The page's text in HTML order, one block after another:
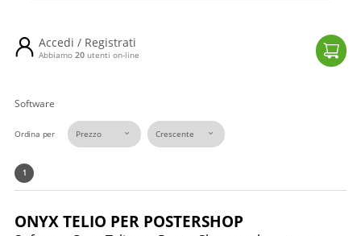
Accedi / Registrati
Abbiamo 20 utenti on-line Il tuo
Software
Ordina per
1
ONYX TELIO PER POSTERSHOP